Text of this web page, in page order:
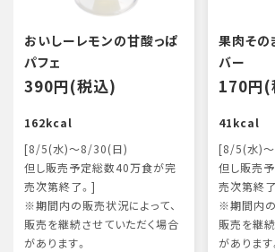
おいしーレモンの甘酸っぱ
パフェ
390円(税込)
162kcal
[8/5(水)～8/30(日)
但し販売予定総数40万食が完
売次第終了。]
※期間内の販売状況によって、
販売を継続させていただく場合
があります。
果肉その
バー
170円(
41kcal
[8/5(水)
但し販売
売次第終
※期間内の
販売を継
があります